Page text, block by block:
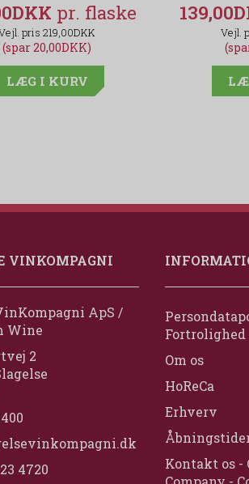
219,00DKK
(spar 20,00DKK)
LÆG I KURV
VINKOMPAGNI
ApS /
Wine
2
4720
Fortrolighed
Om os
HoReCa
Erhverv
Kontakt os -